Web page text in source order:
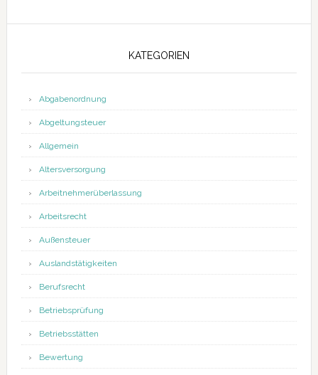
KATEGORIEN
Abgabenordnung
Abgeltungsteuer
Allgemein
Altersversorgung
Arbeitnehmerüberlassung
Arbeitsrecht
Außensteuer
Auslandstätigkeiten
Berufsrecht
Betriebsprüfung
Betriebsstätten
Bewertung